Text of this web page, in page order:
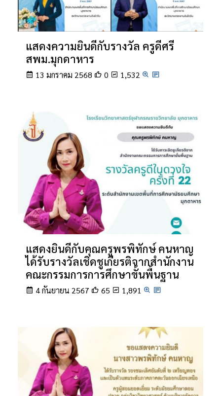
แสดงความยินดีกับรางวัล ครูดีศรี
สพม.มุกดาหาร
13 มกราคม 2568 0 1,532
แสดงยินดีกับคุณครูพรพิทักษ์ คนหาญ
ได้รับรางวัลเชิดชูเกียรติจากสำนักงาน
คณะกรรมการการศึกษาขั้นพื้นฐาน
4 กันยายน 2567 65 1,891